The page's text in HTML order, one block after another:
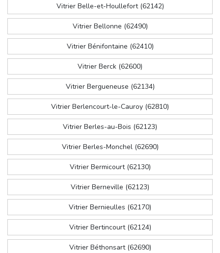
Vitrier Belle-et-Houllefort (62142)
Vitrier Bellonne (62490)
Vitrier Bénifontaine (62410)
Vitrier Berck (62600)
Vitrier Bergueneuse (62134)
Vitrier Berlencourt-le-Cauroy (62810)
Vitrier Berles-au-Bois (62123)
Vitrier Berles-Monchel (62690)
Vitrier Bermicourt (62130)
Vitrier Berneville (62123)
Vitrier Bernieulles (62170)
Vitrier Bertincourt (62124)
Vitrier Béthonsart (62690)